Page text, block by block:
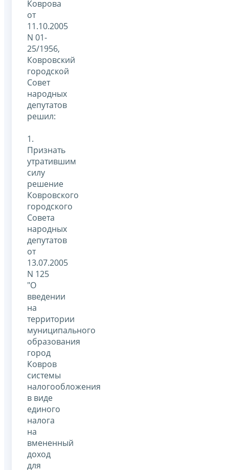
Коврова
от
11.10.2005
N 01-
25/1956,
Ковровский
городской
Совет
народных
депутатов
решил:
1.
Признать
утратившим
силу
решение
Ковровского
городского
Совета
народных
депутатов
от
13.07.2005
N 125
"О
введении
на
территории
муниципального
образования
город
Ковров
системы
налогообложения
в виде
единого
налога
на
вмененный
доход
для